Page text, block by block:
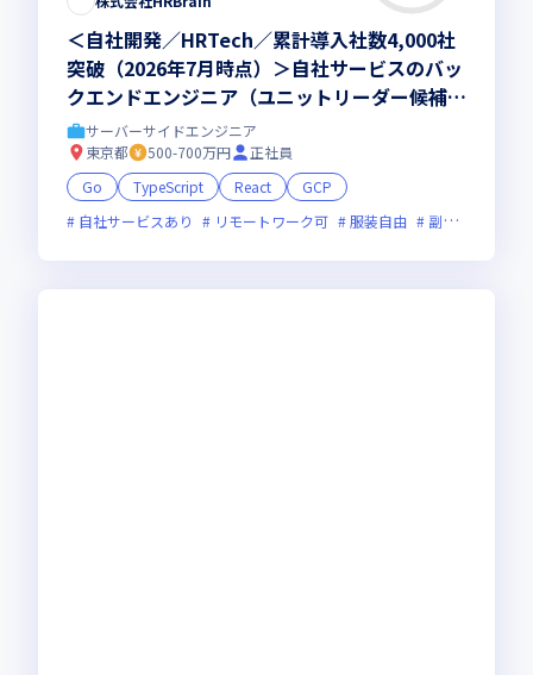
＜自社開発／HRTech／累計導入社数4,000社
突破（2026年7月時点）＞自社サービスのバッ
クエンドエンジニア（ユニットリーダー候補）
募集！
サーバーサイドエンジニア
東京都
500-700万円
正社員
Go
TypeScript React
GCP
自社サービスあり
リモートワーク可 服装自由 副業可